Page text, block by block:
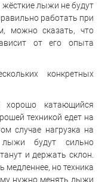
лыжи не будут
работать при
можно сказать, что
от его опыта
конкретных
катающийся
техникой едет на
случае нагрузка на
будут сильно
и держать склон.
медленнее, но техника
нужно менять лыжи